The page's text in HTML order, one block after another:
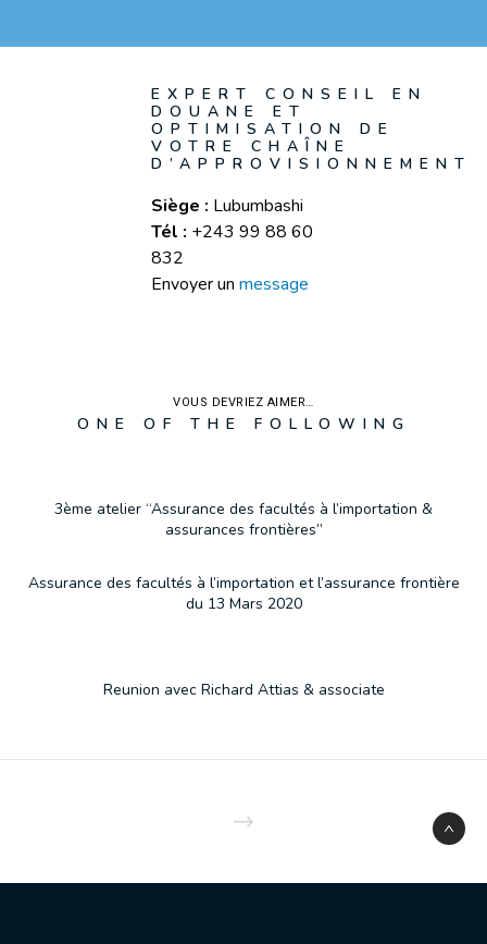
EXPERT CONSEIL EN
DOUANE ET
OPTIMISATION DE
VOTRE CHAÎNE
D’APPROVISIONNEMENT
Siège : Lubumbashi
Tél : +243 99 88 60
832
Envoyer un message
VOUS DEVRIEZ AIMER…
ONE OF THE FOLLOWING
3ème atelier “Assurance des facultés à l’importation &
assurances frontières”
Assurance des facultés à l’importation et l’assurance frontière
du 13 Mars 2020
Reunion avec Richard Attias & associate